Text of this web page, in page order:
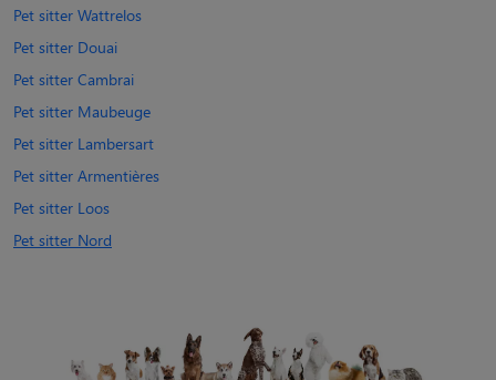
Pet sitter Wattrelos
Pet sitter Douai
Pet sitter Cambrai
Pet sitter Maubeuge
Pet sitter Lambersart
Pet sitter Armentières
Pet sitter Loos
Pet sitter Nord